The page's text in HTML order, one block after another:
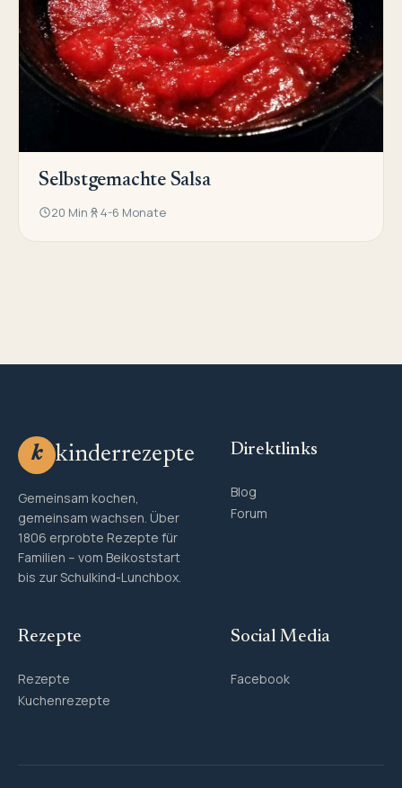
Selbstgemachte Salsa
20 Min 4-6 Monate
k kinderrezepte
Gemeinsam kochen,
gemeinsam wachsen. Über
1806 erprobte Rezepte für
Familien – vom Beikoststart
bis zur Schulkind-Lunchbox.
Direktlinks
Blog
Forum
Rezepte
Rezepte
Kuchenrezepte
Social Media
Facebook